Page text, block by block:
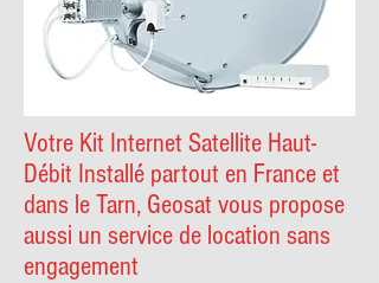
Votre Kit Internet Satellite Haut-
Débit Installé partout en France et
dans le Tarn, Geosat vous propose
aussi un service de location sans
engagement